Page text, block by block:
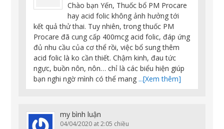
Chào bạn Yến, Thuốc bổ PM Procare
hay acid folic không ảnh hưởng tới
kết quả thử thai. Tuy nhiên, trong thuốc PM
Procare đã cung cấp 400mcg acid folic, đáp ứng
đủ nhu cầu của cơ thể rồi, việc bổ sung thêm
acid folic là ko cần thiết. Chậm kinh, đau tức
ngực, buồn nôn, nôn… chỉ là các biểu hiện giúp
bạn nghi ngờ mình có thể mang ...[Xem thêm]
my bình luận
04/04/2020 at 2:05 chiều